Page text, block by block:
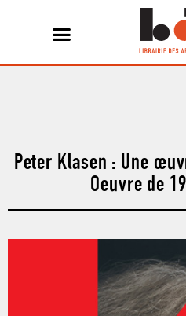
Peter Klasen : Une
Oeuvre de